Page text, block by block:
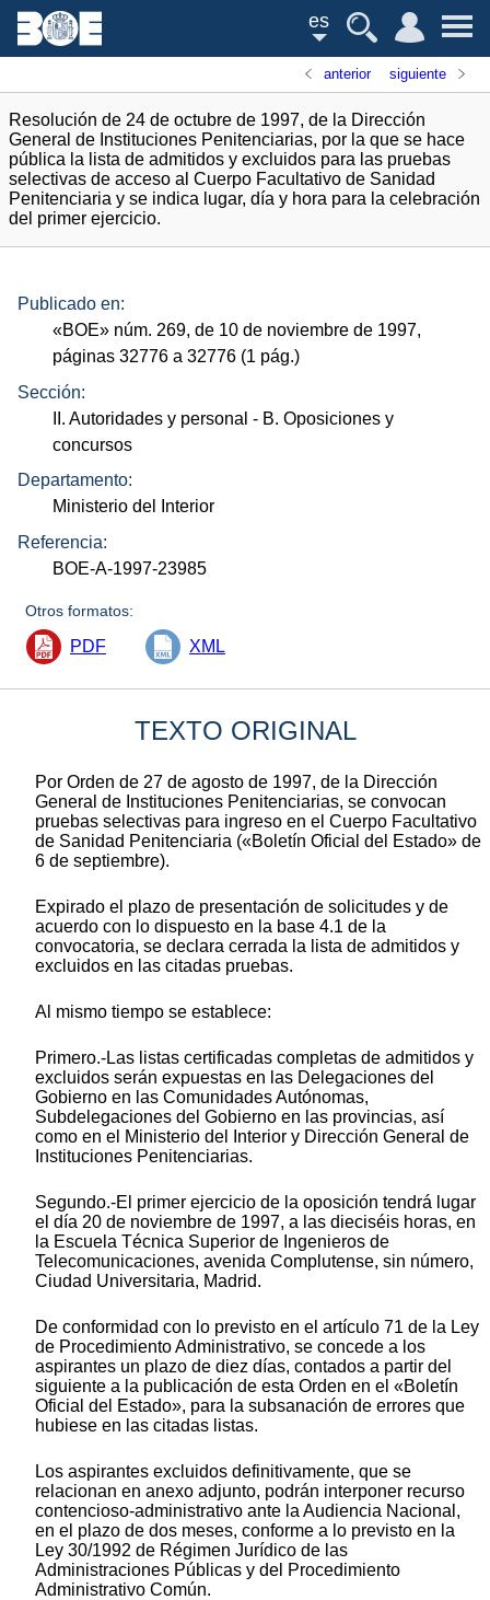
es
anterior siguiente
Resolución de 24 de octubre de 1997, de la Dirección
General de Instituciones Penitenciarias, por la que se hace
pública la lista de admitidos y excluidos para las pruebas
selectivas de acceso al Cuerpo Facultativo de Sanidad
Penitenciaria y se indica lugar, día y hora para la celebración
del primer ejercicio.
Publicado en:
«BOE» núm. 269, de 10 de noviembre de 1997,
páginas 32776 a 32776 (1 pág.)
Sección:
II. Autoridades y personal - B. Oposiciones y
concursos
Departamento:
Ministerio del Interior
Referencia:
BOE-A-1997-23985
Otros formatos:
PDF XML
TEXTO ORIGINAL
Por Orden de 27 de agosto de 1997, de la Dirección
General de Instituciones Penitenciarias, se convocan
pruebas selectivas para ingreso en el Cuerpo Facultativo
de Sanidad Penitenciaria («Boletín Oficial del Estado» de
6 de septiembre).
Expirado el plazo de presentación de solicitudes y de
acuerdo con lo dispuesto en la base 4.1 de la
convocatoria, se declara cerrada la lista de admitidos y
excluidos en las citadas pruebas.
Al mismo tiempo se establece:
Primero.-Las listas certificadas completas de admitidos y
excluidos serán expuestas en las Delegaciones del
Gobierno en las Comunidades Autónomas,
Subdelegaciones del Gobierno en las provincias, así
como en el Ministerio del Interior y Dirección General de
Instituciones Penitenciarias.
Segundo.-El primer ejercicio de la oposición tendrá lugar
el día 20 de noviembre de 1997, a las dieciséis horas, en
la Escuela Técnica Superior de Ingenieros de
Telecomunicaciones, avenida Complutense, sin número,
Ciudad Universitaria, Madrid.
De conformidad con lo previsto en el artículo 71 de la Ley
de Procedimiento Administrativo, se concede a los
aspirantes un plazo de diez días, contados a partir del
siguiente a la publicación de esta Orden en el «Boletín
Oficial del Estado», para la subsanación de errores que
hubiese en las citadas listas.
Los aspirantes excluidos definitivamente, que se
relacionan en anexo adjunto, podrán interponer recurso
contencioso-administrativo ante la Audiencia Nacional,
en el plazo de dos meses, conforme a lo previsto en la
Ley 30/1992 de Régimen Jurídico de las
Administraciones Públicas y del Procedimiento
Administrativo Común.